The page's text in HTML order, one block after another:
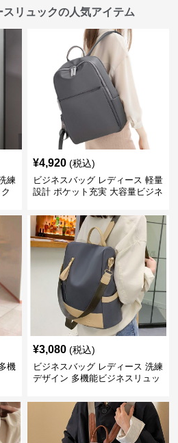
リュックの人気アイテム
練
¥4,920 (税込)
ビジネスバッグ レディース 軽量
設計 ポケット充実 大容量ビジネ
機
¥3,080 (税込)
ビジネスバッグ レディース 洗練
デザイン 多機能ビジネスリュッ